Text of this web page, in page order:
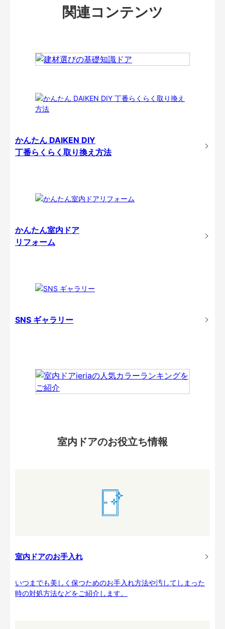
関連コンテンツ
かんたん DAIKEN DIY
丁番らくらく取り換え方法
かんたん室内ドア
リフォーム
SNS ギャラリー
室内ドアのお役立ち情報
室内ドアのお手入れ
いつまでも美しく保つためのお手入れ方法や汚してしまった
時の対処方法などをご紹介します。